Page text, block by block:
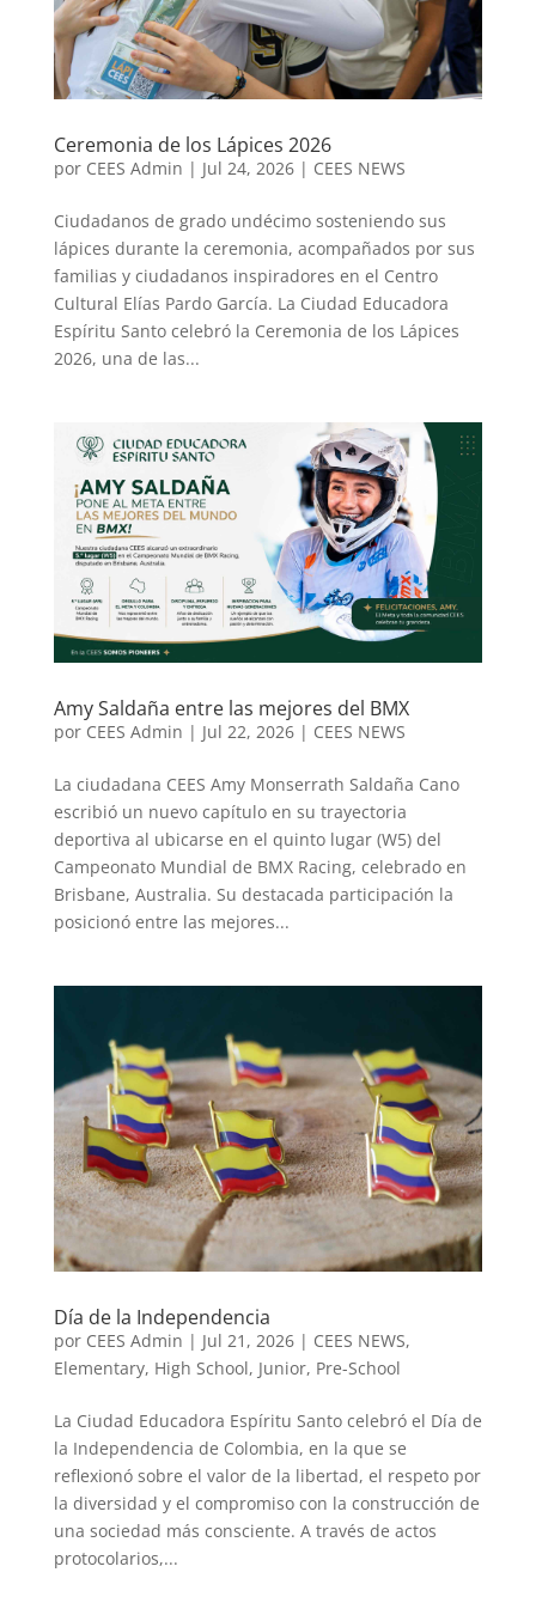
Ceremonia de los Lápices 2026
por CEES Admin | Jul 24, 2026| CEES NEWS
Ciudadanos de grado undécimo sosteniendo sus
lápices durante la ceremonia, acompañados por sus
familias y ciudadanos inspiradores en el Centro
Cultural Elías Pardo García. La Ciudad Educadora
Espíritu Santo celebró la Ceremonia de los Lápices
2026, una de las...
Amy Saldaña entre las mejores del BMX
por CEES Admin | Jul 22, 2026| CEES NEWS
La ciudadana CEES Amy Monserrath Saldaña Cano
escribió un nuevo capítulo en su trayectoria
deportiva al ubicarse en el quinto lugar (W5) del
Campeonato Mundial de BMX Racing, celebrado en
Brisbane, Australia. Su destacada participación la
posicionó entre las mejores...
Día de la Independencia
por CEES Admin | Jul 21, 2026| CEES NEWS,
Elementary, High School, Junior, Pre-School
La Ciudad Educadora Espíritu Santo celebró el Día de
la Independencia de Colombia, en la que se
reflexionó sobre el valor de la libertad, el respeto por
la diversidad y el compromiso con la construcción de
una sociedad más consciente. A través de actos
protocolarios,...